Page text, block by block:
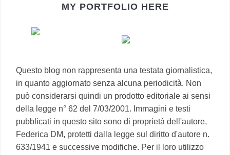
MY PORTFOLIO HERE
Questo blog non rappresenta una testata giornalistica,
in quanto aggiornato senza alcuna periodicità. Non
può considerarsi quindi un prodotto editoriale ai sensi
della legge n° 62 del 7/03/2001. Immagini e testi
pubblicati in questo sito sono di proprietà dell'autore,
Federica DM, protetti dalla legge sul diritto d'autore n.
633/1941 e successive modifiche. Per il loro utilizzo